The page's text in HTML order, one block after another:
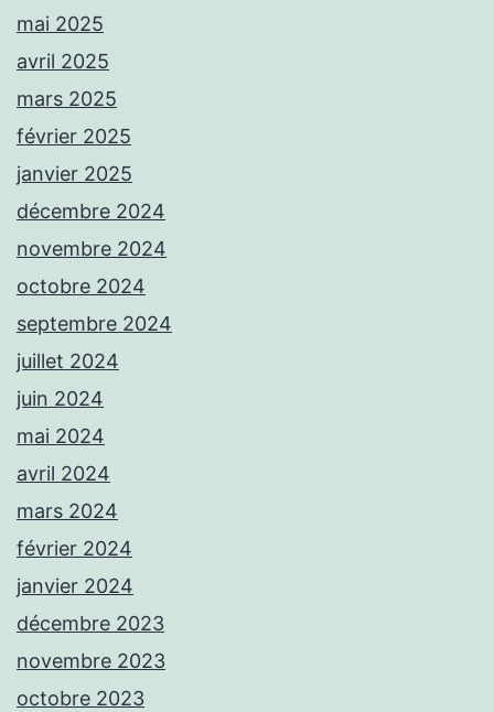
mai 2025
avril 2025
mars 2025
février 2025
janvier 2025
décembre 2024
novembre 2024
octobre 2024
septembre 2024
juillet 2024
juin 2024
mai 2024
avril 2024
mars 2024
février 2024
janvier 2024
décembre 2023
novembre 2023
octobre 2023